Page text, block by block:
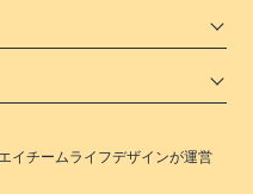
イチームライフデザインが運営